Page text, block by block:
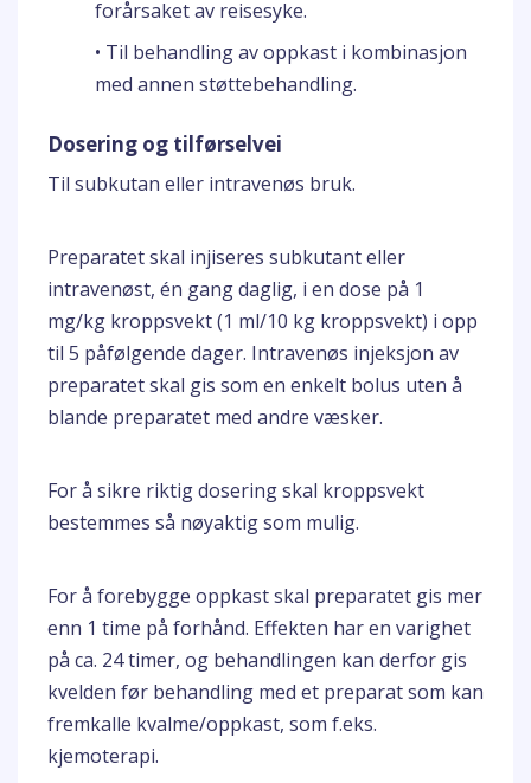
forårsaket av reisesyke.
• Til behandling av oppkast i kombinasjon
med annen støttebehandling.
Dosering og tilførselvei
Til subkutan eller intravenøs bruk.
Preparatet skal injiseres subkutant eller
intravenøst, én gang daglig, i en dose på 1
mg/kg kroppsvekt (1 ml/10 kg kroppsvekt) i opp
til 5 påfølgende dager. Intravenøs injeksjon av
preparatet skal gis som en enkelt bolus uten å
blande preparatet med andre væsker.
For å sikre riktig dosering skal kroppsvekt
bestemmes så nøyaktig som mulig.
For å forebygge oppkast skal preparatet gis mer
enn 1 time på forhånd. Effekten har en varighet
på ca. 24 timer, og behandlingen kan derfor gis
kvelden før behandling med et preparat som kan
fremkalle kvalme/oppkast, som f.eks.
kjemoterapi.